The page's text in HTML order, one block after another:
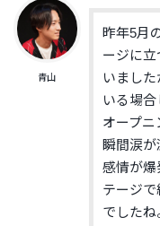
青山
昨年5月
ージに
いまし
いる場合
オープ
瞬間涙
感情が爆
テージで
でした